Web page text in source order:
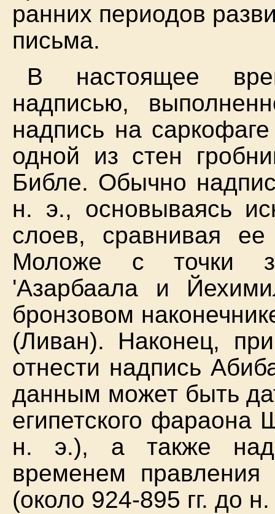
ранних периодов
письма.
В настоящее
надписью,
надпись на
одной из стен
Библе. Обычно
н. э., основываясь
слоев, сравнивая
Моложе с точки
'Азарбаала и
бронзовом
(Ливан). Наконец,
отнести надпись
данным может быть
египетского фараона
н. э.), а также
временем
(около 924-895 гг. до